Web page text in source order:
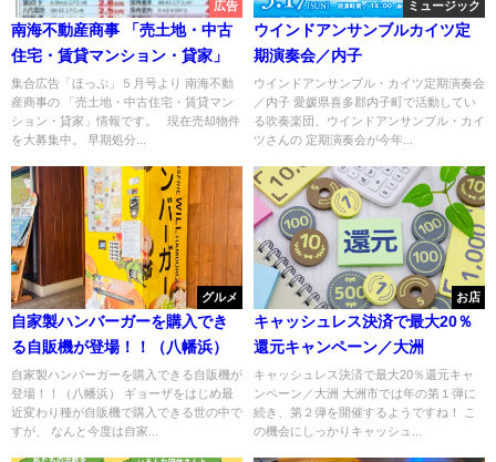
広告
南海不動産商事 「売土地・中古
住宅・賃貸マンション・貸家」
集合広告「ほっぷ」５月号より 南海不動
産商事の 「売土地・中古住宅・賃貸マン
ション・貸家」情報です。 現在売却物件
を大募集中。 早期処分...
ミュージック
ウインドアンサンブルカイツ定
期演奏会／内子
ウインドアンサンブル・カイツ定期演奏会
／内子 愛媛県喜多郡内子町で活動してい
る吹奏楽団、ウインドアンサンブル・カイ
ツさんの 定期演奏会が今年...
グルメ
自家製ハンバーガーを購入でき
る自販機が登場！！（八幡浜）
自家製ハンバーガーを購入できる自販機が
登場！！（八幡浜） ギョーザをはじめ最
近変わり種が自販機で購入できる世の中で
すが、 なんと今度は自家...
お店
キャッシュレス決済で最大20％
還元キャンペーン／大洲
キャッシュレス決済で最大20％還元キャ
ンペーン／大洲 大洲市では年の第１弾に
続き、第２弾を開催するようですね！ こ
の機会にしっかりキャッシュ...